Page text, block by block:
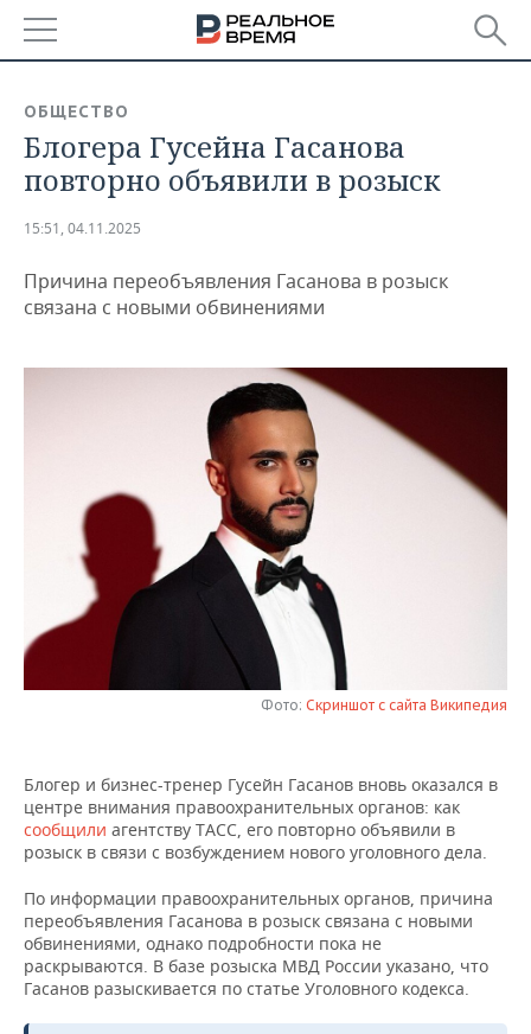
БАШКОРТОСТАН
ТАТАРСТАН
НОВОСТИ
АНАЛИТИКА
ДЕКЛАРАЦИИ О ДОХОДАХ
ВУЗЫ ТАТАРСТАНА
КОМУ ПРИНАДЛЕЖАТ
ТОРГОВЫЕ ЦЕНТРЫ
ТАТАРСТАНА
НОВОСТИ ЭКОНОМИКИ
ИНВЕСТИЦИИ
ПРОМЫШЛЕННОСТЬ
ПРОМЫШЛЕННОСТИ
МАШИНОСТРОЕНИЕ
НЕФТЕХИМИЯ
НЕФТЬ
ОПК
НОВОСТИ НЕДВИЖИМОСТИ
НОВОСТИ БИЗНЕСА
РОЗНИЧНАЯ ТОРГОВЛЯ
ТРАНСПОРТ
УСЛУГИ
ТЕХНОЛОГИИ
НОВОСТИ ТЕХНОЛОГИЙ
IT
МЕДИА
МЕРОПРИЯТИЯ
НОВОСТИ МЕРОПРИЯТИЙ
ВЫЕЗДНАЯ РЕДАКЦИЯ
ONLINE-КОНФЕРЕНЦИИ
ОТКРЫТАЯ ЛЕКЦИЯ
СПОРТ
НОВОСТИ СПОРТА
ХОККЕЙ
БАСКЕТБОЛ
ВОЛЕЙБОЛ
КИБЕРСПОРТ
ОБЩЕСТВО
ВЛАСТЬ
ИНФРАСТРУКТУРА
ИСТОРИЯ
КУЛЬТУРА
СЮЖЕТЫ
СПРАВОЧНИК
СПИСОК ПЕРСОН
СПИСОК КОМПАНИЙ
ПОЛНАЯ ВЕРСИЯ
ОБЩЕСТВО
Блогера Гусейна Гасанова
повторно объявили в розыск
15:51, 04.11.2025
Причина переобъявления Гасанова в розыск
связана с новыми обвинениями
Фото: Скриншот с сайта Википедия
Блогер и бизнес-тренер Гусейн Гасанов вновь оказался в
центре внимания правоохранительных органов: как
сообщили агентству ТАСС, его повторно объявили в
розыск в связи с возбуждением нового уголовного дела.
По информации правоохранительных органов, причина
переобъявления Гасанова в розыск связана с новыми
обвинениями, однако подробности пока не
раскрываются. В базе розыска МВД России указано, что
Гасанов разыскивается по статье Уголовного кодекса.